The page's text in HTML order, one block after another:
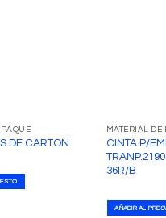
DE CARTON
MATERIAL DE
CINTA P/
36R/B
AÑADIR AL